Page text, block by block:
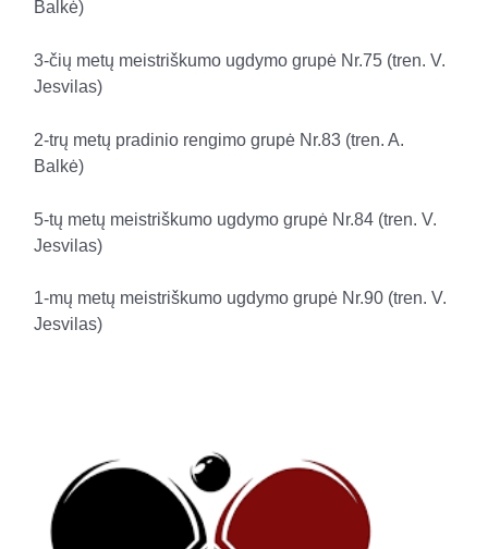
Balkė)
3-čių metų meistriškumo ugdymo grupė Nr.75 (tren. V.
Jesvilas)
2-trų metų pradinio rengimo grupė Nr.83 (tren. A.
Balkė)
5-tų metų meistriškumo ugdymo grupė Nr.84 (tren. V.
Jesvilas)
1-mų metų meistriškumo ugdymo grupė Nr.90 (tren. V.
Jesvilas)